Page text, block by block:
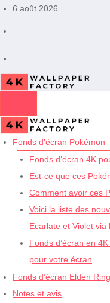
Aller6 août 2026
Fonds d’écran Pokémon
Fonds d’écran 4K
Est-ce que ces
Comment avoir ces
Voici la liste des
Ecarlate et Violet via
Fonds d’écran en
pour votre écran
Fonds d’écran Elden Ring
Notes et avis